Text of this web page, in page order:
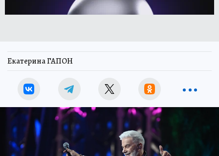
Екатерина ГАПОН